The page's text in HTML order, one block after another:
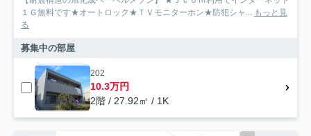
１Ｇ無料です★オートロック★ＴＶモニターホン★防犯シャ... もっと見
る
募集中の部屋
202
10.3万円
2階 / 27.92㎡ / 1K